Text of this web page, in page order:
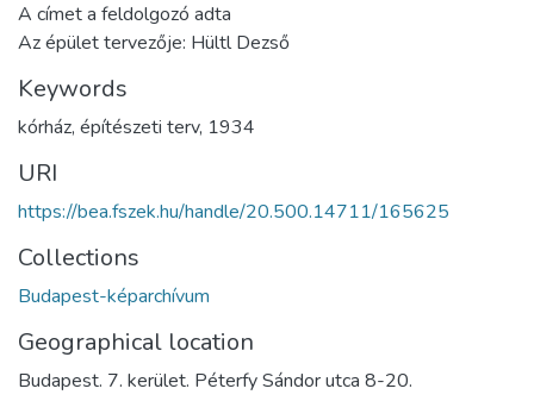
A címet a feldolgozó adta
Az épület tervezője: Hültl Dezső
Keywords
kórház, építészeti terv, 1934
URI
https://bea.fszek.hu/handle/20.500.14711/165625
Collections
Budapest-képarchívum
Geographical location
Budapest. 7. kerület. Péterfy Sándor utca 8-20.